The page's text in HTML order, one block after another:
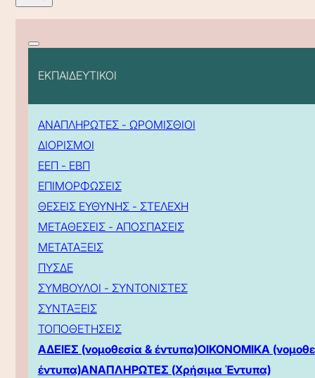
ΕΚΠΑΙΔΕΥΤΙΚΟΙ
ΑΝΑΠΛΗΡΩΤΕΣ - ΩΡΟΜΙΣΘΙΟΙ
ΔΙΟΡΙΣΜΟΙ
ΕΕΠ - ΕΒΠ
ΕΠΙΜΟΡΦΩΣΕΙΣ
ΘΕΣΕΙΣ ΕΥΘΥΝΗΣ - ΣΤΕΛΕΧΗ
ΜΕΤΑΘΕΣΕΙΣ - ΑΠΟΣΠΑΣΕΙΣ
ΜΕΤΑΤΑΞΕΙΣ
ΠΥΣΔΕ
ΣΥΜΒΟΥΛΟΙ - ΣΥΝΤΟΝΙΣΤΕΣ
ΣΥΝΤΑΞΕΙΣ
ΤΟΠΟΘΕΤΗΣΕΙΣ
ΑΔΕΙΕΣ (νομοθεσία & έντυπα)ΟΙΚΟΝΟΜΙΚΑ
έντυπα)ΑΝΑΠΛΗΡΩΤΕΣ (Χρήσιμα Έντυπα)